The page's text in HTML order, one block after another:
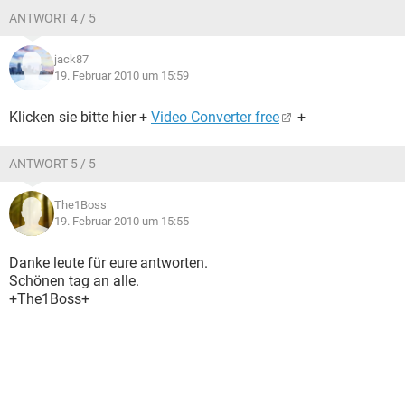
ANTWORT 4 / 5
jack87
19. Februar 2010 um 15:59
Klicken sie bitte hier + Video Converter free +
ANTWORT 5 / 5
The1Boss
19. Februar 2010 um 15:55
Danke leute für eure antworten.
Schönen tag an alle.
+The1Boss+